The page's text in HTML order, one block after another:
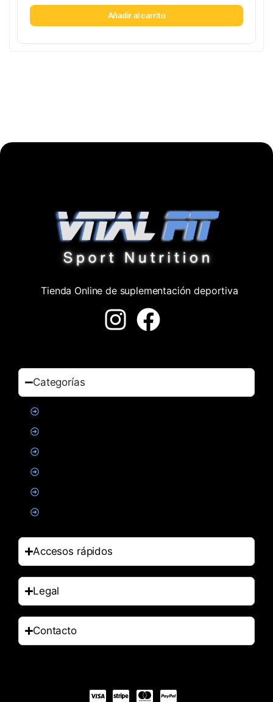
Añadir al carrito
Tienda Online de suplementación deportiva
Categorías
Accesos rápidos
Legal
Contacto